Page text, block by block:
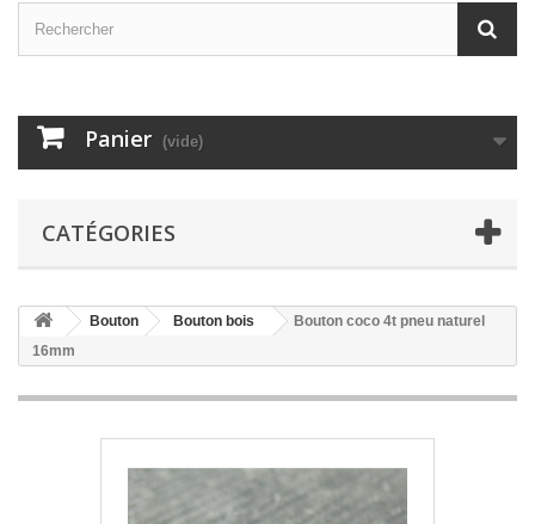
Panier (vide)
CATÉGORIES
Bouton Bouton bois
Bouton coco 4t pneu naturel
16mm